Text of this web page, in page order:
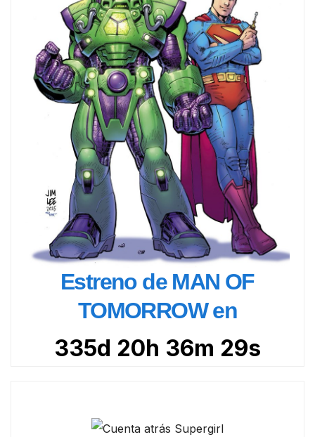
Estreno de MAN OF
TOMORROW en
335d 20h 36m 27s